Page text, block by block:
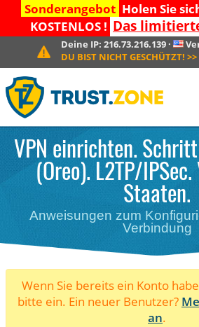
Sonderangebot Holen Sie
KOSTENLOS ! Das
Deine IP: 216.73.216.139·
DU BIST NICHT GESCHÜTZT! >>
VPN einrichten.
(Oreo). L2TP/
Staaten.
Anweisungen zum
Verbindung
Wenn Sie bereits ein Konto
bitte ein. Ein neuer Benutzer?
an.